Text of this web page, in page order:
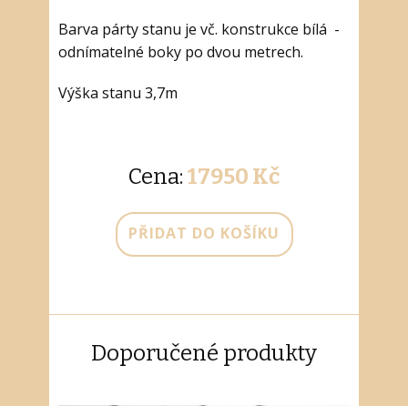
Barva párty stanu je vč. konstrukce bílá -
odnímatelné boky po dvou metrech.
Výška stanu 3,7m
Cena: 17950 Kč
PŘIDAT DO KOŠÍKU
Doporučené produkty